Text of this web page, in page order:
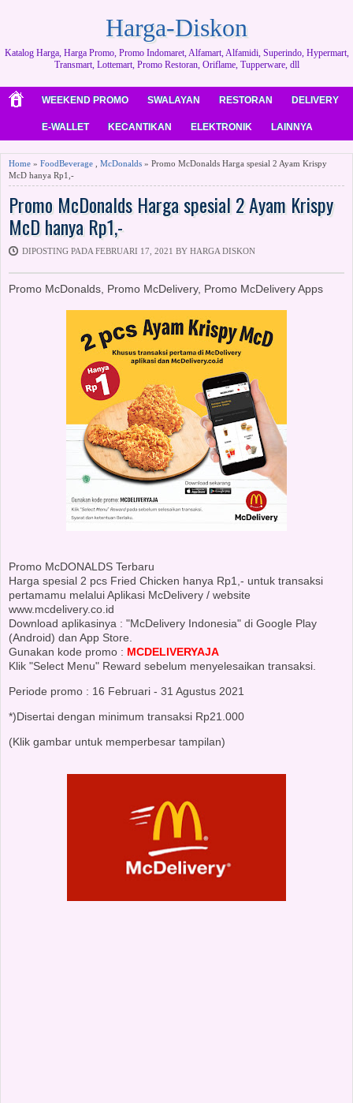
Harga-Diskon
Katalog Harga, Harga Promo, Promo Indomaret, Alfamart, Alfamidi, Superindo, Hypermart,
Transmart, Lottemart, Promo Restoran, Oriflame, Tupperware, dll
WEEKEND PROMO SWALAYAN RESTORAN DELIVERY
E-WALLET KECANTIKAN ELEKTRONIK LAINNYA
Home » FoodBeverage McDonalds » Promo McDonalds Harga spesial 2 Ayam Krispy
McD hanya Rp1,-
Promo McDonalds Harga spesial 2 Ayam Krispy
McD hanya Rp1,-
DIPOSTING PADA FEBRUARI 17, 2021 BY HARGA DISKON
Promo McDonalds, Promo McDelivery, Promo McDelivery Apps
Promo McDONALDS Terbaru
Harga spesial 2 pcs Fried Chicken hanya Rp1,- untuk transaksi
pertamamu melalui Aplikasi McDelivery / website
www.mcdelivery.co.id
Download aplikasinya : "McDelivery Indonesia" di Google Play
(Android) dan App Store.
Gunakan kode promo : MCDELIVERYAJA
Klik "Select Menu" Reward sebelum menyelesaikan transaksi.
Periode promo : 16 Februari - 31 Agustus 2021
*)Disertai dengan minimum transaksi Rp21.000
(Klik gambar untuk memperbesar tampilan)